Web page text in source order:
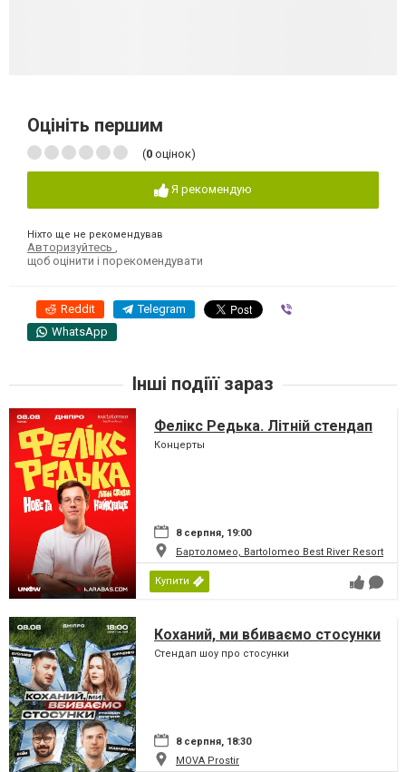
Оцініть першим
(0 оцінок)
Я рекомендую
Ніхто ще не рекомендував
Авторизуйтесь
щоб оцінити і порекомендувати
Reddit Telegram
WhatsApp
Інші подіїї зараз
Фелікс Редька. Літній стендап
Концерты
8 серпня, 19:00
Бартоломео, Bartolomeo Best River Resort
Купити
Коханий, ми вбиваємо стосунки
Стендап шоу про стосунки
8 серпня, 18:30
MOVA Рrostir